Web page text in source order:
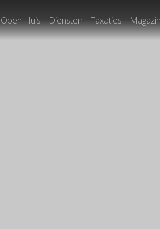
Open Huis Diensten Taxaties